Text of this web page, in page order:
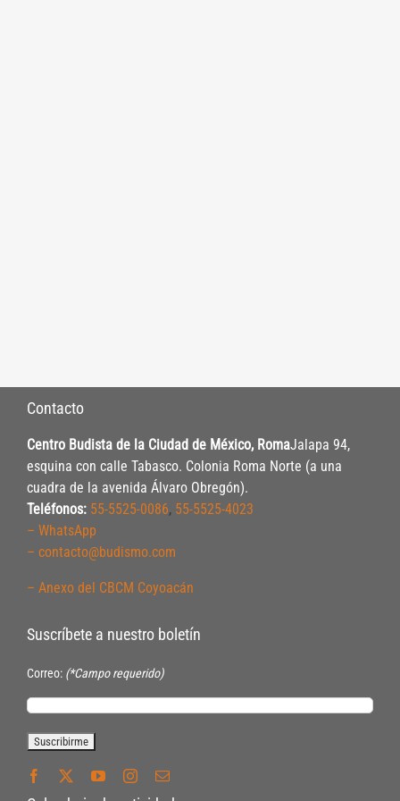
Contacto
Centro Budista de la Ciudad de México, RomaJalapa 94,
esquina con calle Tabasco. Colonia Roma Norte (a una
cuadra de la avenida Álvaro Obregón).
Teléfonos: 55-5525-0086, 55-5525-4023
– WhatsApp
– contacto@budismo.com
– Anexo del CBCM Coyoacán
Suscríbete a nuestro boletín
Correo: (*Campo requerido)